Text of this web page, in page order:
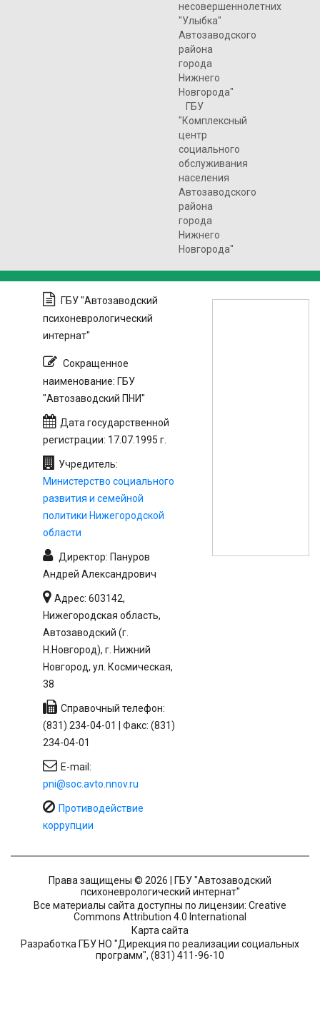
несовершеннолетних
"Улыбка"
Автозаводского
района
города
Нижнего
Новгорода"
ГБУ
"Комплексный
центр
социального
обслуживания
населения
Автозаводского
района
города
Нижнего
Новгорода"
ГБУ "Автозаводский
психоневрологический
интернат"
Сокращенное
наименование: ГБУ
"Автозаводский ПНИ"
Дата государственной
регистрации: 17.07.1995 г.
Учредитель:
Министерство социального
развития и семейной
политики Нижегородской
области
Директор: Пануров
Андрей Александрович
Адрес: 603142,
Нижегородская область,
Автозаводский (г.
Н.Новгород), г. Нижний
Новгород, ул. Космическая,
38
Справочный телефон:
(831) 234-04-01 | Факс: (831)
234-04-01
E-mail:
pni@soc.avto.nnov.ru
Противодействие
коррупции
Права защищены © 2026 | ГБУ "Автозаводский
психоневрологический интернат"
Все материалы сайта доступны по лицензии: Creative
Commons Attribution 4.0 International
Карта сайта
Разработка ГБУ НО "Дирекция по реализации социальных
программ", (831) 411-96-10